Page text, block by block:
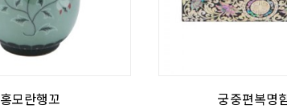
홍모란행꼬 궁중편복명